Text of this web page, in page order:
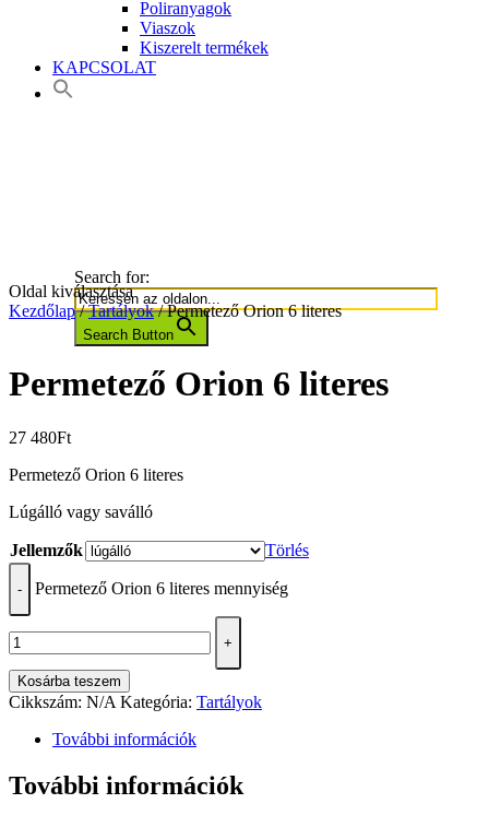
Poliranyagok
Viaszok
Kiszerelt termékek
KAPCSOLAT
Search for:
Search Button
Oldal kiválasztása
Kezdőlap/Tartályok/ Permetező Orion 6 literes
Permetező Orion 6 literes
27 480Ft
Permetező Orion 6 literes
Lúgálló vagy saválló
Jellemzők Törlés
- Permetező Orion 6 literes mennyiség
+
Kosárba teszem
Cikkszám: N/A Kategória: Tartályok
További információk
További információk